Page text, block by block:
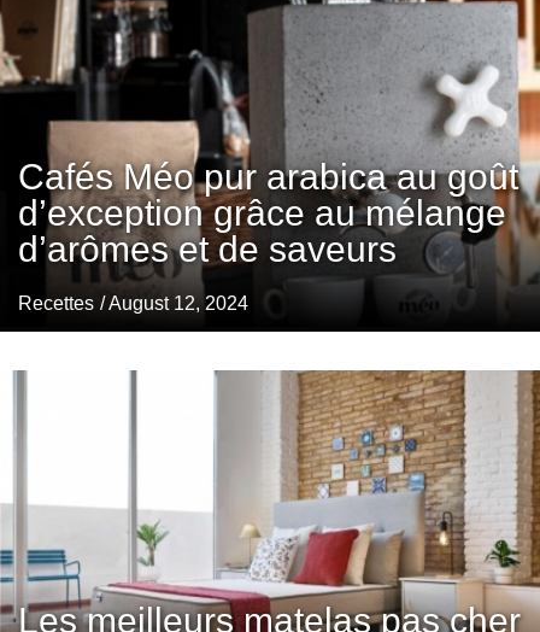
Cafés Méo pur arabica au goût
d’exception grâce au mélange
d’arômes et de saveurs
Recettes / August 12, 2024
Les meilleurs matelas pas cher